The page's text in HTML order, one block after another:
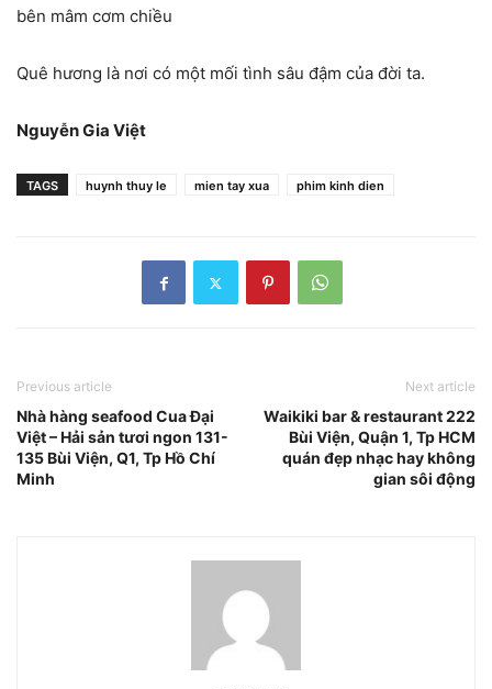
bên mâm cơm chiều
Quê hương là nơi có một mối tình sâu đậm của đời ta.
Nguyễn Gia Việt
TAGS huynh thuy le mien tay xua phim kinh dien
Previous article
Nhà hàng seafood Cua Đại
Việt – Hải sản tươi ngon 131-
135 Bùi Viện, Q1, Tp Hồ Chí
Minh
Next article
Waikiki bar & restaurant 222
Bùi Viện, Quận 1, Tp HCM
quán đẹp nhạc hay không
gian sôi động